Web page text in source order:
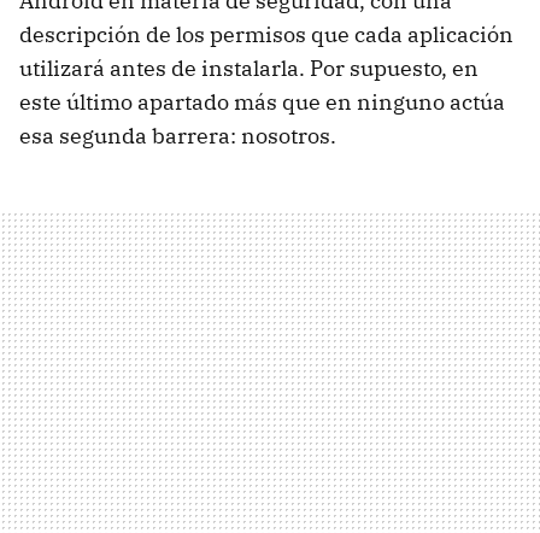
descripción de los permisos que cada aplicación
utilizará antes de instalarla. Por supuesto, en
este último apartado más que en ninguno actúa
esa segunda barrera: nosotros.